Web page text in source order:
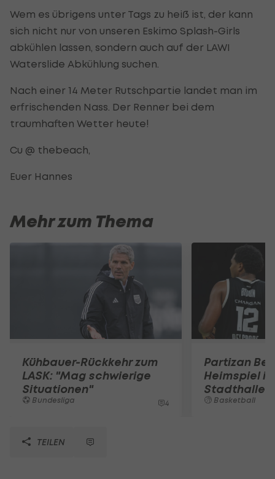
Wem es übrigens unter Tags zu heiß ist, der kann
sich nicht nur von unseren Eskimo Splash-Girls
abkühlen lassen, sondern auch auf der LAWI
Waterslide Abkühlung suchen.
Nach einer 14 Meter Rutschpartie landet man im
erfrischenden Nass. Der Renner bei dem
traumhaften Wetter heute!
Cu @ thebeach,
Euer Hannes
Mehr zum Thema
Kühbauer-Rückkehr zum
LASK: "Mag schwierige
Situationen"
Bundesliga 4
Partizan
Heimspiel
Stadthalle
Basketball
TEILEN